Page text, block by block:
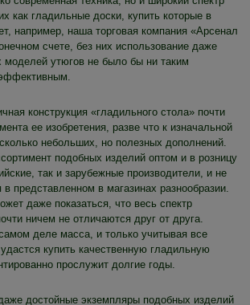
как гладильные доски, купить которые в
например, наша торговая компания «Арсенал
счете, без них использование даже
утюгов не было бы ни таким
конструкция «гладильного стола» почти
ее изобретения, разве что к изначальной
небольших, но полезных дополнений.
подобных изделий оптом и в розницу
так и зарубежные производители, и не
представленном в магазинах разнообразии.
даже показаться, что весь спектр
ничем не отличаются друг от друга.
деле масса, и только учитывая все
купить качественную гладильную
прослужит долгие годы.
достойные экземпляры подобных изделий